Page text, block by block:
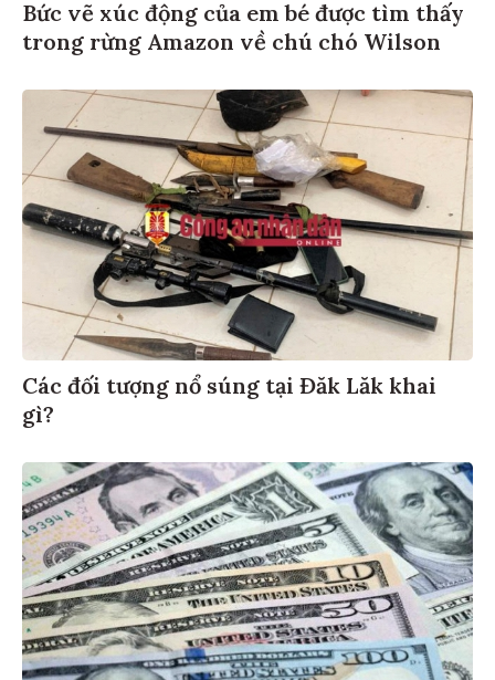
Bức vẽ xúc động của em bé được tìm thấy
trong rừng Amazon về chú chó Wilson
Các đối tượng nổ súng tại Đăk Lăk khai
gì?